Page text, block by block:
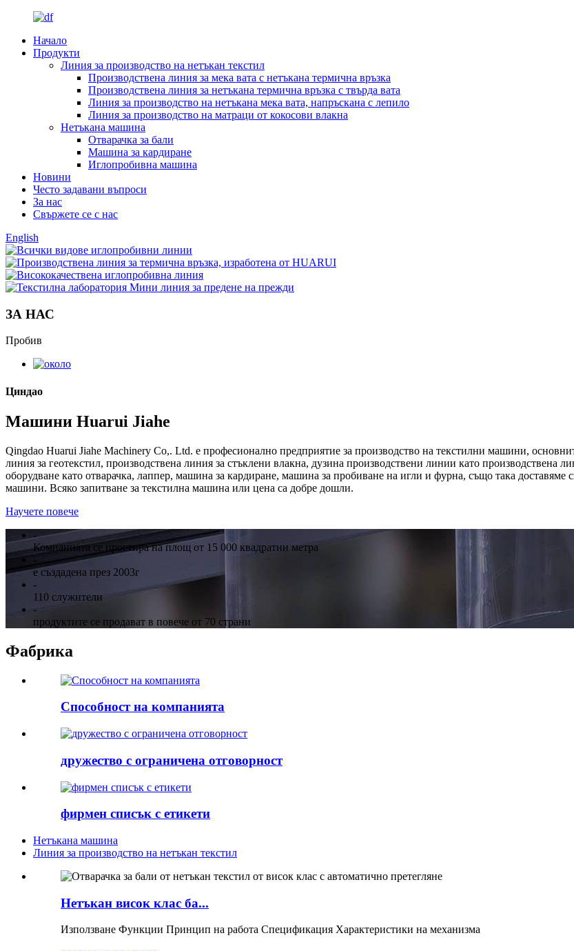
Начало
Продукти
Линия за производство на нетъкан текстил
Производствена линия за мека вата с нетъкана термична връзка
Производствена линия за нетъкана термична връзка с твърда вата
Линия за производство на нетъкана мека вата, напръскана с лепило
Линия за производство на матраци от кокосови влакна
Нетъкана машина
Отварачка за бали
Машина за кардиране
Иглопробивна машина
Новини
Често задавани въпроси
За нас
Свържете се с нас
English
ЗА НАС
Пробив
Циндао
Машини Huarui Jiahe
Qingdao Huarui Jiahe Machinery Co,. Ltd. е професионално предприятие за производство на текстилни машини,
линия за геотекстил, производствена линия за стъклени влакна, дузина производствени линии като производствена
оборудване като отварачка, лаппер, машина за кардиране, машина за пробиване на игли и фурна, също така
машини. Всяко запитване за текстилна машина или цена са добре дошли.
Научете повече
-
Компанията се простира на площ от 15 000 квадратни метра
-
е създадена през 2003г
-
110 служители
-
продуктите се продават в повече от 70 страни
Фабрика
Способност на компанията
дружество с ограничена отговорност
фирмен списък с етикети
Нетъкана машина
Линия за производство на нетъкан текстил
Нетъкан висок клас ба...
Използване Функции Принцип на работа Спецификация Характеристики на механизма